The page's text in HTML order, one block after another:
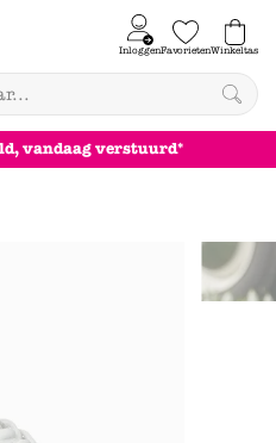
InloggenFavorietenWinkeltas
0